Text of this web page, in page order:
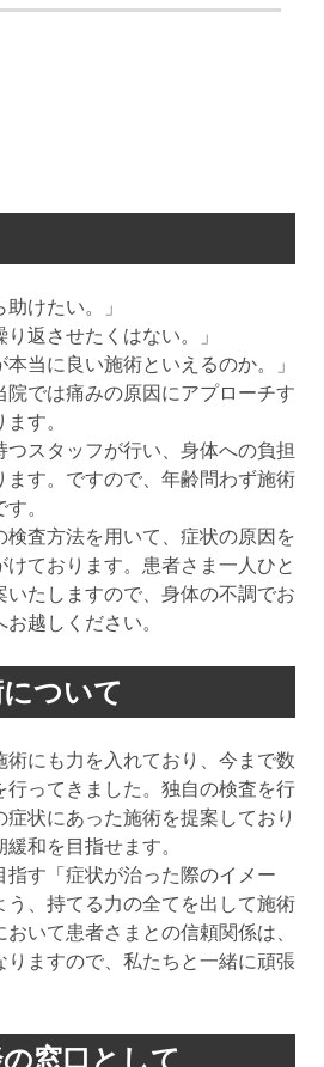
助けたい。」
り返させたくはない。」
本当に良い施術といえるのか。」
院では痛みの原因にアプローチす
す。
スタッフが行い、身体への負担
ます。ですので、年齢問わず施術
。
検査方法を用いて、症状の原因を
けております。患者さま一人ひと
いたしますので、身体の不調でお
越しください。
ついて
術にも力を入れており、今まで数
行ってきました。独自の検査を行
症状にあった施術を提案しており
和を目指せます。
指す「症状が治った際のイメー
う、持てる力の全てを出して施術
いて患者さまとの信頼関係は、
りますので、私たちと一緒に頑張
窓口として